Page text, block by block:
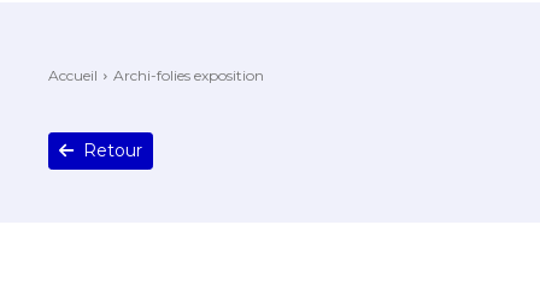
Accueil Archi-folies exposition
Retour